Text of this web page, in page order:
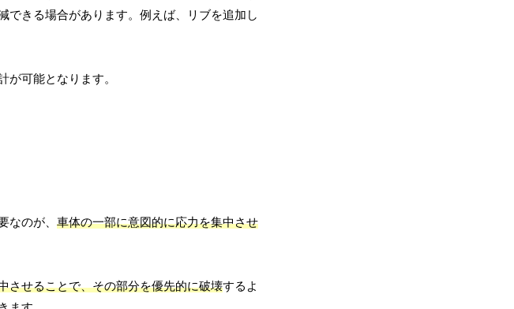
できる場合があります。例えば、リブを追加し
が可能となります。
なのが、 車体の一部に意図的に応力を集中させ
させることで、その部分を優先的に破壊するよ